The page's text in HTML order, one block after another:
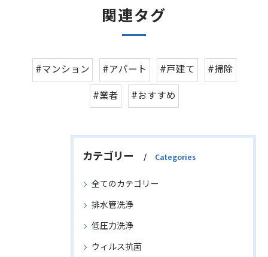
関連タグ
#マンション #アパート #戸建て
#掃除
#業者
#おすすめ
カテゴリー Categories
全てのカテゴリー
排水管洗浄
低圧力洗浄
ウィルス抗菌